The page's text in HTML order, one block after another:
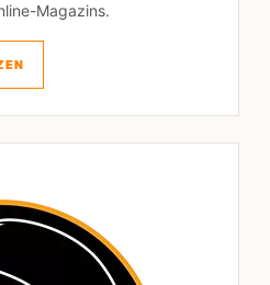
Magazins.